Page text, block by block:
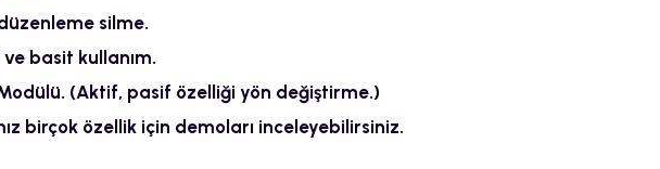
silme.
basit kullanım.
(Aktif, pasif özelliği yön değiştirme.)
birçok özellik için demoları inceleyebilirsiniz.